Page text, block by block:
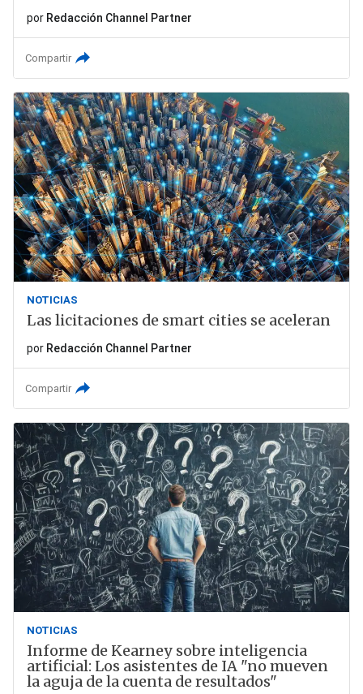
por Redacción Channel Partner
Compartir
NOTICIAS
Las licitaciones de smart cities se aceleran
por Redacción Channel Partner
Compartir
NOTICIAS
Informe de Kearney sobre inteligencia
artificial: Los asistentes de IA "no mueven
la aguja de la cuenta de resultados"